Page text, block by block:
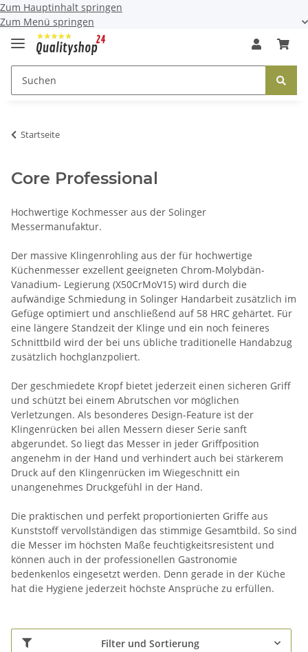
Zum Hauptinhalt springen
Zum Menü springen
Startseite
Core Professional
Hochwertige Kochmesser aus der Solinger
Messermanufaktur.
Der massive Klingenrohling aus der für hochwertige
Küchenmesser exzellent geeigneten Chrom-Molybdän-
Vanadium- Legierung (X50CrMoV15) wird durch die
aufwändige Schmiedung in Solinger Handarbeit zusätzlich im
Gefüge optimiert und anschließend auf 58 HRC gehärtet. Für
eine längere Standzeit der Klinge und ein noch feineres
Schnittbild wird der bei uns übliche traditionelle Handabzug
zusätzlich hochglanzpoliert.
Der geschmiedete Kropf bietet jederzeit einen sicheren Griff
und schützt bei einem Abrutschen vor möglichen
Verletzungen. Als besonderes Design-Feature ist der
Klingenrücken bei allen Messern dieser Serie sanft
abgerundet. So liegt das Messer in jeder Griffposition
angenehm in der Hand und verhindert auch bei stärkerem
Druck auf den Klingenrücken im Wiegeschnitt ein
unangenehmes Druckgefühl in der Hand.
Die praktischen und perfekt proportionierten Griffe aus
Kunststoff vervollständigen das stimmige Gesamtbild. So sind
die Messer im höchsten Maße feuchtigkeitsresistent und
können auch in der professionellen Gastronomie
bedenkenlos eingesetzt werden. Denn gerade in der Küche
hat die Hygiene jederzeit höchste Ansprüche zu erfüllen.
Filter und Sortierung